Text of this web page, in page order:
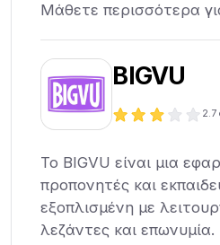
Μάθετε περισσότερα
BIGVU
2.7
Το BIGVU είναι μια
προπονητές και
εξοπλισμένη με
λεζάντες και επωνυμία.